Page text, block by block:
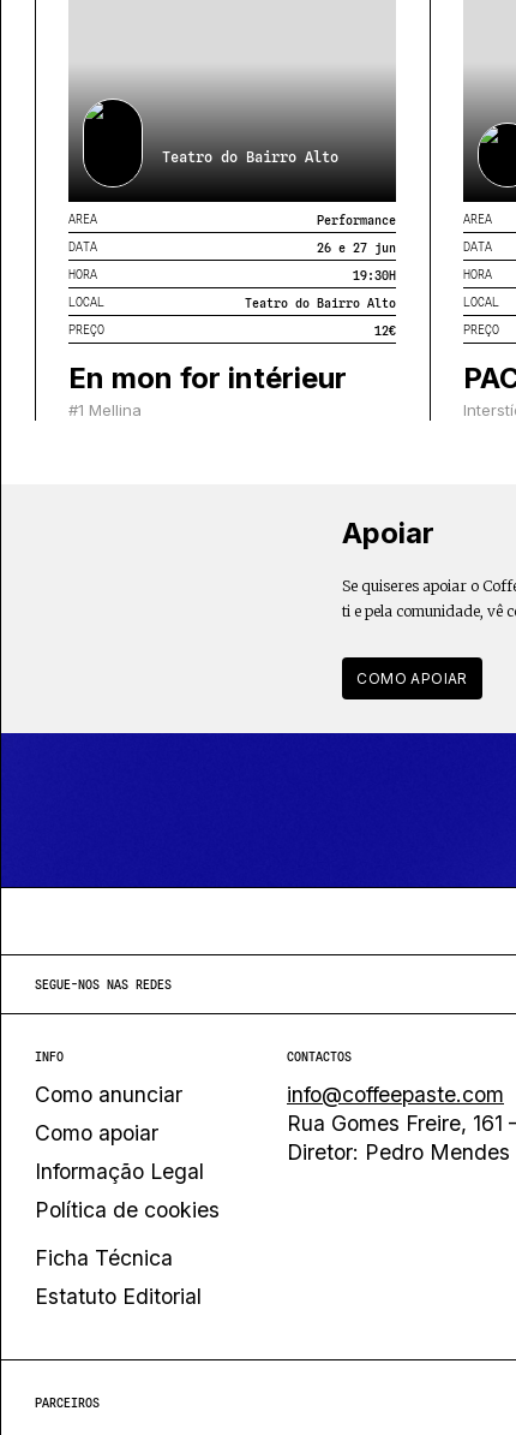
Teatro do Bairro Alto
AREA
Performance
DATA
26 e 27 jun
HORA
19:30H
LOCAL
Teatro do Bairro Alto
PREÇO
12€
En mon for intérieur
#1 Mellina
AREA
DATA
HORA
LOCAL
PREÇO
Apoiar
Se quiseres apoiar o
ti e pela comunidade, vê
COMO APOIAR
SEGUE-NOS NAS REDES
INFO
Como anunciar
Como apoiar
Informação Legal
Política de cookies
Ficha Técnica
Estatuto Editorial
CONTACTOS
info@coffeepaste.com
Rua Gomes Freire,
Diretor: Pedro Mendes
PARCEIROS